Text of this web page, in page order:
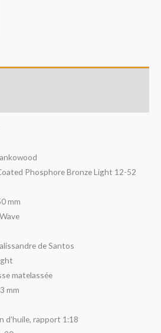
Phosphore Bronze Light 12-52
mm
de Santos
matelassée
mm
d’huile, rapport 1:18